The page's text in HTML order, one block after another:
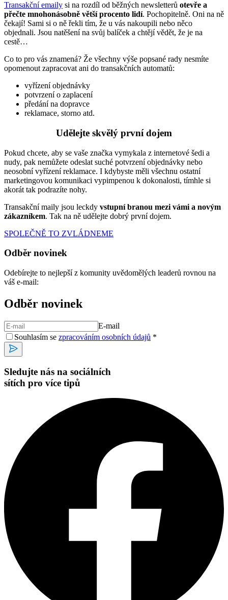
Transakční emaily si na rozdíl od běžných newsletterů otevře a
přečte mnohonásobně větší procento lidí. Pochopitelně. Oni na ně
čekají! Sami si o ně řekli tím, že u vás nakoupili nebo něco
objednali. Jsou natěšení na svůj balíček a chtějí vědět, že je na
cestě…
Co to pro vás znamená? Že všechny výše popsané rady nesmíte
opomenout zapracovat ani do transakčních automatů:
vyřízení objednávky
potvrzení o zaplacení
předání na dopravce
reklamace, storno atd.
Udělejte skvělý první dojem
Pokud chcete, aby se vaše značka vymykala z internetové šedi a
nudy, pak nemůžete odeslat suché potvrzení objednávky nebo
neosobní vyřízení reklamace. I kdybyste měli všechnu ostatní
marketingovou komunikaci vypimpenou k dokonalosti, tímhle si
akorát tak podrazíte nohy.
Transakční maily jsou leckdy vstupní branou mezi vámi a novým
zákazníkem. Tak na ně udělejte dobrý první dojem.
SPOLEČNĚ TO ZVLÁDNEME
Odběr novinek
Odebírejte to nejlepší z komunity uvědomělých leaderů rovnou na
váš e-mail:
Odběr novinek
E-mail
Souhlasím se zpracováním osobních údajů *
Sledujte nás na sociálních
sítích pro více tipů